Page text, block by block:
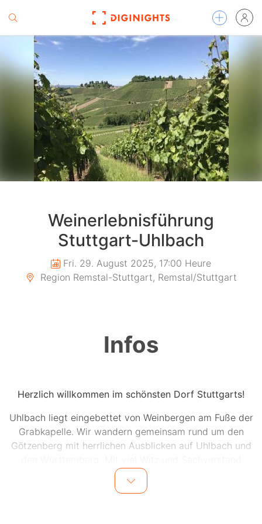
Weinerlebnisführung
Stuttgart-Uhlbach
Fri. 29. August 2025, 17:00 Heure
Region Remstal-Stuttgart, Remstal/Stuttgart
Infos
Herzlich willkommen im schönsten Dorf Stuttgarts!
Uhlbach liegt eingebettet von Weinbergen am Fuße der
Grabkapelle. Wir wandern gemeinsam rund um den
Götzenberg mit herrlichen Ausblicken auf Uhlbach und
erläutert unser Weinerlebnisführer was es so alles in
den Weinbergen zu sehen und erleben gibt. Auch das